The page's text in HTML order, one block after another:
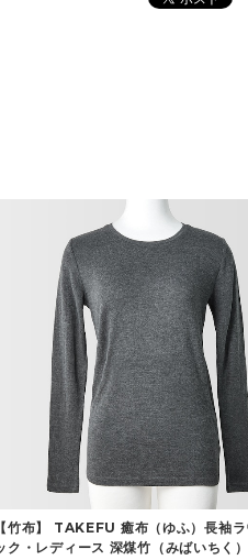
【竹布】 TAKEFU 癒布（ゆふ）長袖ラ
ク・レディース 深煤竹（みばいちく）